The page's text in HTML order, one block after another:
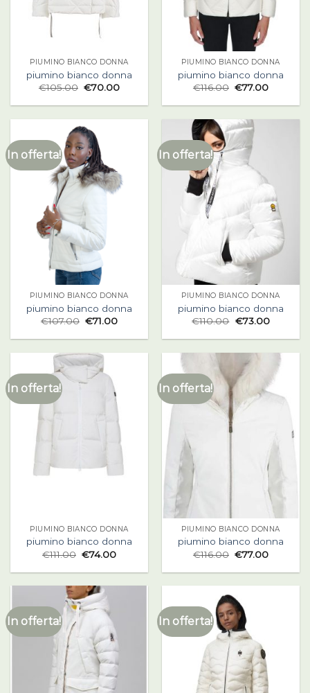
PIUMINO BIANCO DONNA
piumino bianco donna
€105.00 €70.00
PIUMINO BIANCO DONNA
piumino bianco donna
€116.00 €77.00
In offerta!
PIUMINO BIANCO DONNA
piumino bianco donna
€107.00 €71.00
In offerta!
PIUMINO BIANCO DONNA
piumino bianco donna
€110.00 €73.00
In offerta!
PIUMINO BIANCO DONNA
piumino bianco donna
€111.00 €74.00
In offerta!
PIUMINO BIANCO DONNA
piumino bianco donna
€116.00 €77.00
In offerta! In offerta!